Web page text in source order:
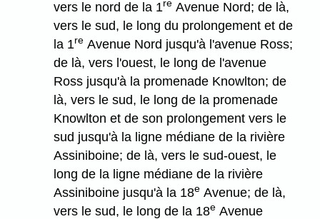
vers le nord de la 1re Avenue Nord; de là,
vers le sud, le long du prolongement et de
la 1re Avenue Nord jusqu'à l'avenue Ross;
de là, vers l'ouest, le long de l'avenue
Ross jusqu'à la promenade Knowlton; de
là, vers le sud, le long de la promenade
Knowlton et de son prolongement vers le
sud jusqu'à la ligne médiane de la rivière
Assiniboine; de là, vers le sud-ouest, le
long de la ligne médiane de la rivière
Assiniboine jusqu'à la 18e Avenue; de là,
vers le sud, le long de la 18e Avenue